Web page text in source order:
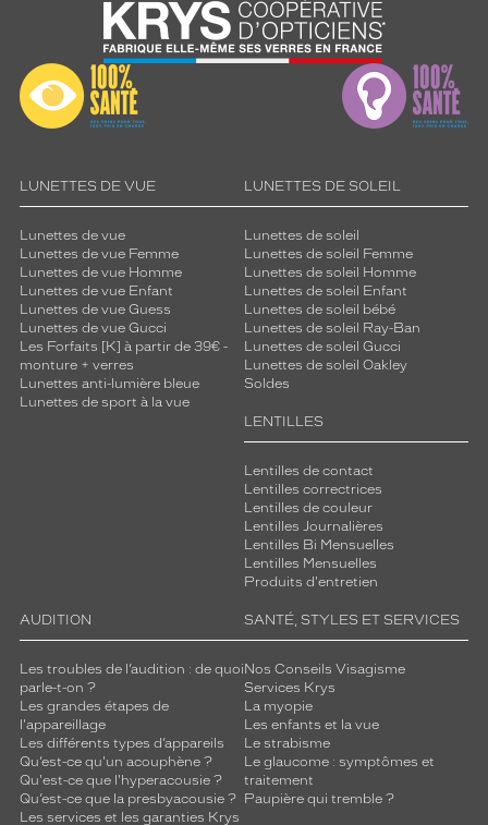
LUNETTES DE VUE
Lunettes de vue
Lunettes de vue Femme
Lunettes de vue Homme
Lunettes de vue Enfant
Lunettes de vue Guess
Lunettes de vue Gucci
Les Forfaits [K] à partir de 39€ -
monture + verres
Lunettes anti-lumière bleue
Lunettes de sport à la vue
LUNETTES DE SOLEIL
Lunettes de soleil
Lunettes de soleil Femme
Lunettes de soleil Homme
Lunettes de soleil Enfant
Lunettes de soleil bébé
Lunettes de soleil Ray-Ban
Lunettes de soleil Gucci
Lunettes de soleil Oakley
Soldes
LENTILLES
Lentilles de contact
Lentilles correctrices
Lentilles de couleur
Lentilles Journalières
Lentilles Bi Mensuelles
Lentilles Mensuelles
Produits d'entretien
AUDITION
Les troubles de l’audition : de quoi
parle-t-on ?
Les grandes étapes de
l'appareillage
Les différents types d’appareils
Qu’est-ce qu'un acouphène ?
Qu'est-ce que l'hyperacousie ?
Qu’est-ce que la presbyacousie ?
Les services et les garanties Krys
SANTÉ, STYLES ET SERVICES
Nos Conseils Visagisme
Services Krys
La myopie
Les enfants et la vue
Le strabisme
Le glaucome : symptômes et
traitement
Paupière qui tremble ?